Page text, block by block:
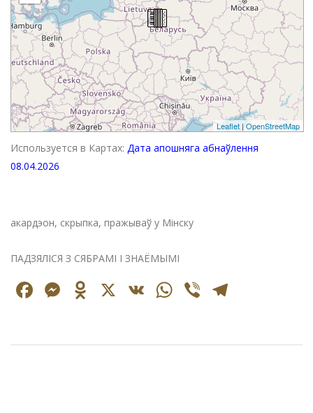
Leaflet |OpenStreetMap
Используется в Картах: Дата апошняга абнаўлення
08.04.2026
акардэон, скрыпка, пражываў у Мінску
ПАДЗЯЛІСЯ З СЯБРАМІ І ЗНАЁМЫМІ
Facebook
Messenger
Odnoklassniki
X VK WhatsApp
Viber